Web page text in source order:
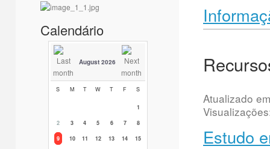
Calendário
August 2026
S M T W T F S
1
2
3 4 5 6 7
8
9
10 11 12 13 14
15
Atualizado
Estudo